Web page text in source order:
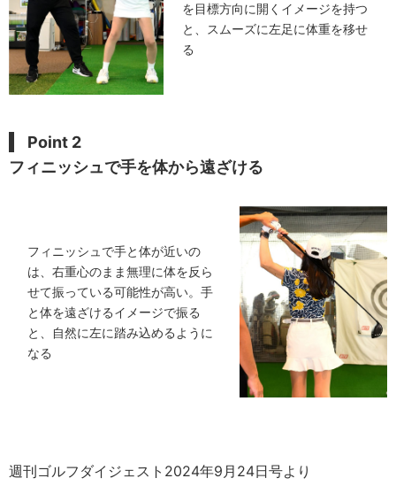
を目標方向に開くイメージを持つ
と、スムーズに左足に体重を移せ
る
Point 2
フィニッシュで手を体から遠ざける
フィニッシュで手と体が近いの
は、右重心のまま無理に体を反ら
せて振っている可能性が高い。手
と体を遠ざけるイメージで振る
と、自然に左に踏み込めるように
なる
週刊ゴルフダイジェスト2024年9月24日号より